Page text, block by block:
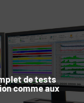
de tests
comme aux